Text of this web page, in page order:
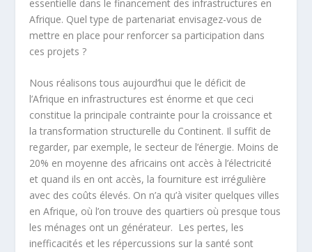
essentielle dans le financement des infrastructures en
Afrique. Quel type de partenariat envisagez-vous de
mettre en place pour renforcer sa participation dans
ces projets ?
Nous réalisons tous aujourd’hui que le déficit de
l’Afrique en infrastructures est énorme et que ceci
constitue la principale contrainte pour la croissance et
la transformation structurelle du Continent. Il suffit de
regarder, par exemple, le secteur de l’énergie. Moins de
20% en moyenne des africains ont accès à l’électricité
et quand ils en ont accès, la fourniture est irrégulière
avec des coûts élevés. On n’a qu’à visiter quelques villes
en Afrique, où l’on trouve des quartiers où presque tous
les ménages ont un générateur. Les pertes, les
inefficacités et les répercussions sur la santé sont